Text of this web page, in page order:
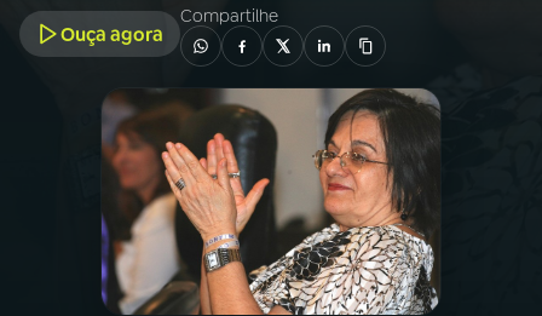
A RÁDIO
PROGRAMAÇÃO
PROGRAMAS
PODCASTS
Ouça agora
Compartilhe